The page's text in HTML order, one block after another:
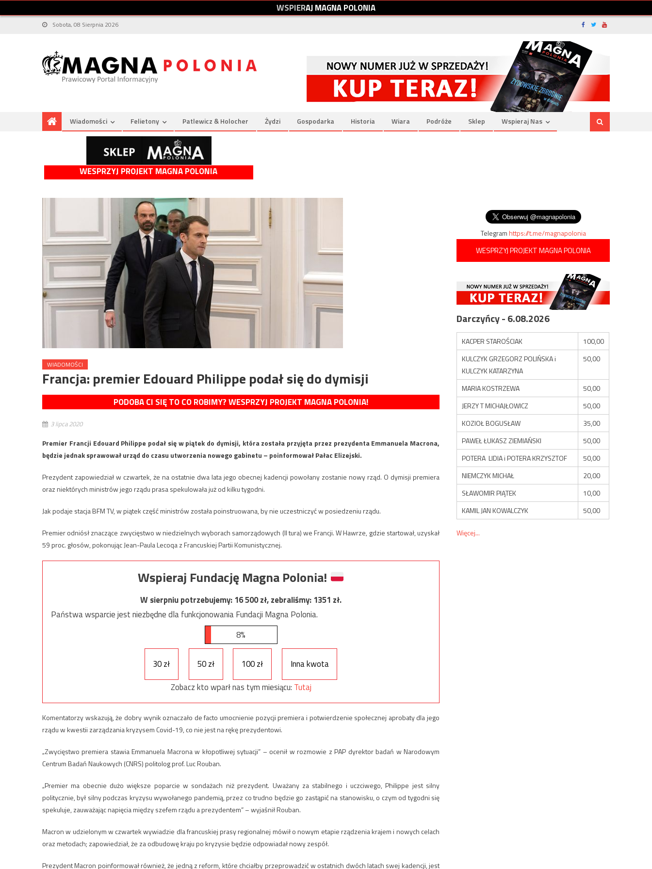
WSPIERAJMAGNAPOLONIA
Sobota, 08 Sierpnia 2026
Wiadomości Felietony Patlewicz & Holocher Żydzi Gospodarka Historia Wiara Podróże Sklep Wspieraj Nas
WESPRZYJ PROJEKT MAGNA POLONIA
WIADOMOŚCI
Francja: premier Edouard Philippe podał się do dymisji
PODOBA CI SIĘ TO CO ROBIMY? WESPRZYJ PROJEKT MAGNA POLONIA!
3 lipca 2020
Premier Francji Edouard Philippe podał się w piątek do dymisji, która została przyjęta przez prezydenta Emmanuela Macrona,
będzie jednak sprawował urząd do czasu utworzenia nowego gabinetu – poinformował Pałac Elizejski.
Prezydent zapowiedział w czwartek, że na ostatnie dwa lata jego obecnej kadencji powołany zostanie nowy rząd. O dymisji premiera
oraz niektórych ministrów jego rządu prasa spekulowała już od kilku tygodni.
Jak podaje stacja BFM TV, w piątek część ministrów została poinstruowana, by nie uczestniczyć w posiedzeniu rządu.
Premier odniósł znaczące zwycięstwo w niedzielnych wyborach samorządowych (II tura) we Francji. W Hawrze, gdzie startował, uzyskał
59 proc. głosów, pokonując Jean-Paula Lecoqa z Francuskiej Partii Komunistycznej.
Wspieraj Fundację Magna Polonia!
W sierpniu potrzebujemy:16 500zł, zebraliśmy:1351 zł.
Państwa wsparcie jest niezbędne dla funkcjonowania Fundacji Magna Polonia.
8%
30 zł 50 zł 100 zł
Inna kwota
Zobacz kto wparł nas tym miesiącu: Tutaj
Komentatorzy wskazują, że dobry wynik oznaczało de facto umocnienie pozycji premiera i potwierdzenie społecznej aprobaty dla jego
rządu w kwestii zarządzania kryzysem Covid-19, co nie jest na rękę prezydentowi.
„Zwycięstwo premiera stawia Emmanuela Macrona w kłopotliwej sytuacji” – ocenił w rozmowie z PAP dyrektor badań w Narodowym
Centrum Badań Naukowych (CNRS) politolog prof. Luc Rouban.
„Premier ma obecnie dużo większe poparcie w sondażach niż prezydent. Uważany za stabilnego i uczciwego, Philippe jest silny
politycznie, był silny podczas kryzysu wywołanego pandemią, przez co trudno będzie go zastąpić na stanowisku, o czym od tygodni się
spekuluje, zauważając napięcia między szefem rządu a prezydentem” – wyjaśnił Rouban.
Macron w udzielonym w czwartek wywiadzie dla francuskiej prasy regionalnej mówił o nowym etapie rządzenia krajem i nowych celach
oraz metodach; zapowiedział, że za odbudowę kraju po kryzysie będzie odpowiadał nowy zespół.
Prezydent Macron poinformował również, że jedną z reform, które chciałby przeprowadzić w ostatnich dwóch latach swej kadencji, jest
Telegramhttps://t.me/magnapolonia
WESPRZYJ PROJEKT MAGNA POLONIA
Darczyńcy - 6.08.2026
KACPER STAROŚCIAK
100,00
KULCZYK GRZEGORZ POLIŃSKA i
KULCZYK KATARZYNA
50,00
MARIA KOSTRZEWA
50,00
JERZY T MICHAJŁOWICZ
50,00
KOZIOŁ BOGUSŁAW
35,00
PAWEŁ ŁUKASZ ZIEMIAŃSKI
50,00
POTERA LIDIA i POTERA KRZYSZTOF
50,00
NIEMCZYK MICHAŁ
20,00
SŁAWOMIR PIĄTEK
10,00
KAMIL JAN KOWALCZYK
50,00
Więcej...